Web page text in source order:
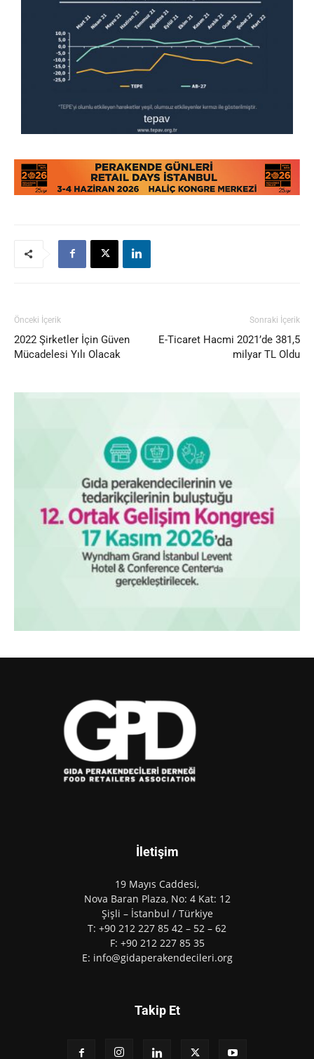
Önceki İçerik
2022 Şirketler İçin Güven
Mücadelesi Yılı Olacak
Sonraki İçerik
E-Ticaret Hacmi 2021’de 381,5
milyar TL Oldu
İletişim
19 Mayıs Caddesi,
Nova Baran Plaza, No: 4 Kat: 12
Şişli – İstanbul / Türkiye
T: +90 212 227 85 42 – 52 – 62
F: +90 212 227 85 35
E: info@gidaperakendecileri.org
Takip Et